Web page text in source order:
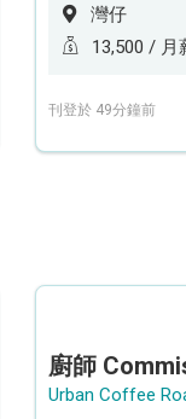
灣仔
13,500 / 月
刊登於 49分鐘前
Urban Coffee